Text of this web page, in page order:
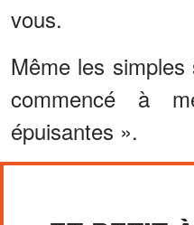
vous.
Même les
commencé à
épuisantes ».